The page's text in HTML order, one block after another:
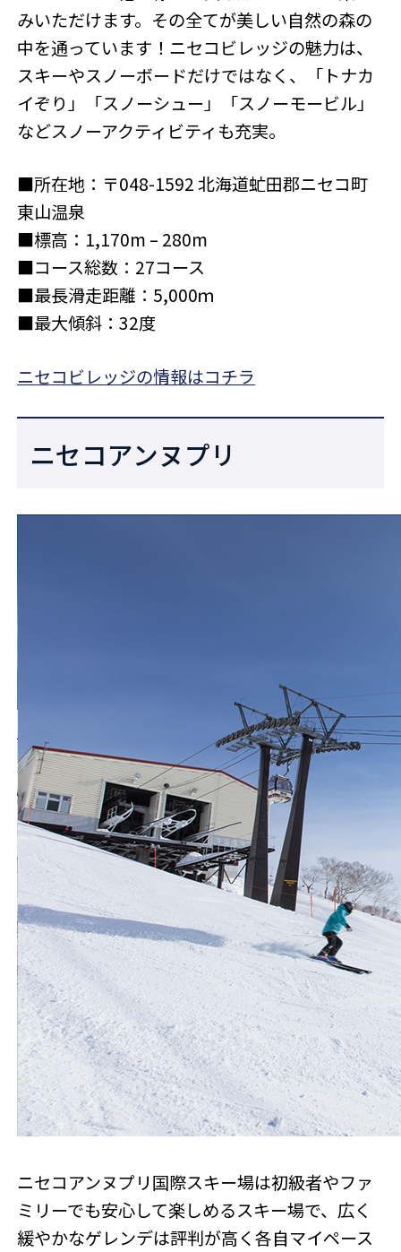
みいただけます。その全てが美しい自然の森の
中を通っています！ニセコビレッジの魅力は、
スキーやスノーボードだけではなく、「トナカ
イぞり」「スノーシュー」「スノーモービル」
などスノーアクティビティも充実。
■所在地：〒048-1592 北海道虻田郡ニセコ町
東山温泉
■標高：1,170m – 280m
■コース総数：27コース
■最長滑走距離：5,000ｍ
■最大傾斜：32度
ニセコビレッジの情報はコチラ
ニセコアンヌプリ
ニセコアンヌプリ国際スキー場は初級者やファ
ミリーでも安心して楽しめるスキー場で、広く
緩やかなゲレンデは評判が高く各自マイペース